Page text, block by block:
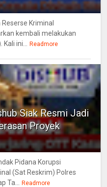
Kriminal
kembali melakukan
Kali ini... Readmore
Siak Resmi Jadi
Proyek
Pidana Korupsi
(Sat Reskrim) Polres
Ta... Readmore